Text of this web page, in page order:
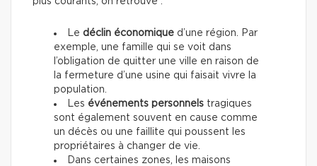
Le déclin économique d’une région. Par
exemple, une famille qui se voit dans
l’obligation de quitter une ville en raison de
la fermeture d’une usine qui faisait vivre la
population.
Les événements personnels tragiques
sont également souvent en cause comme
un décès ou une faillite qui poussent les
propriétaires à changer de vie.
Dans certaines zones, les maisons